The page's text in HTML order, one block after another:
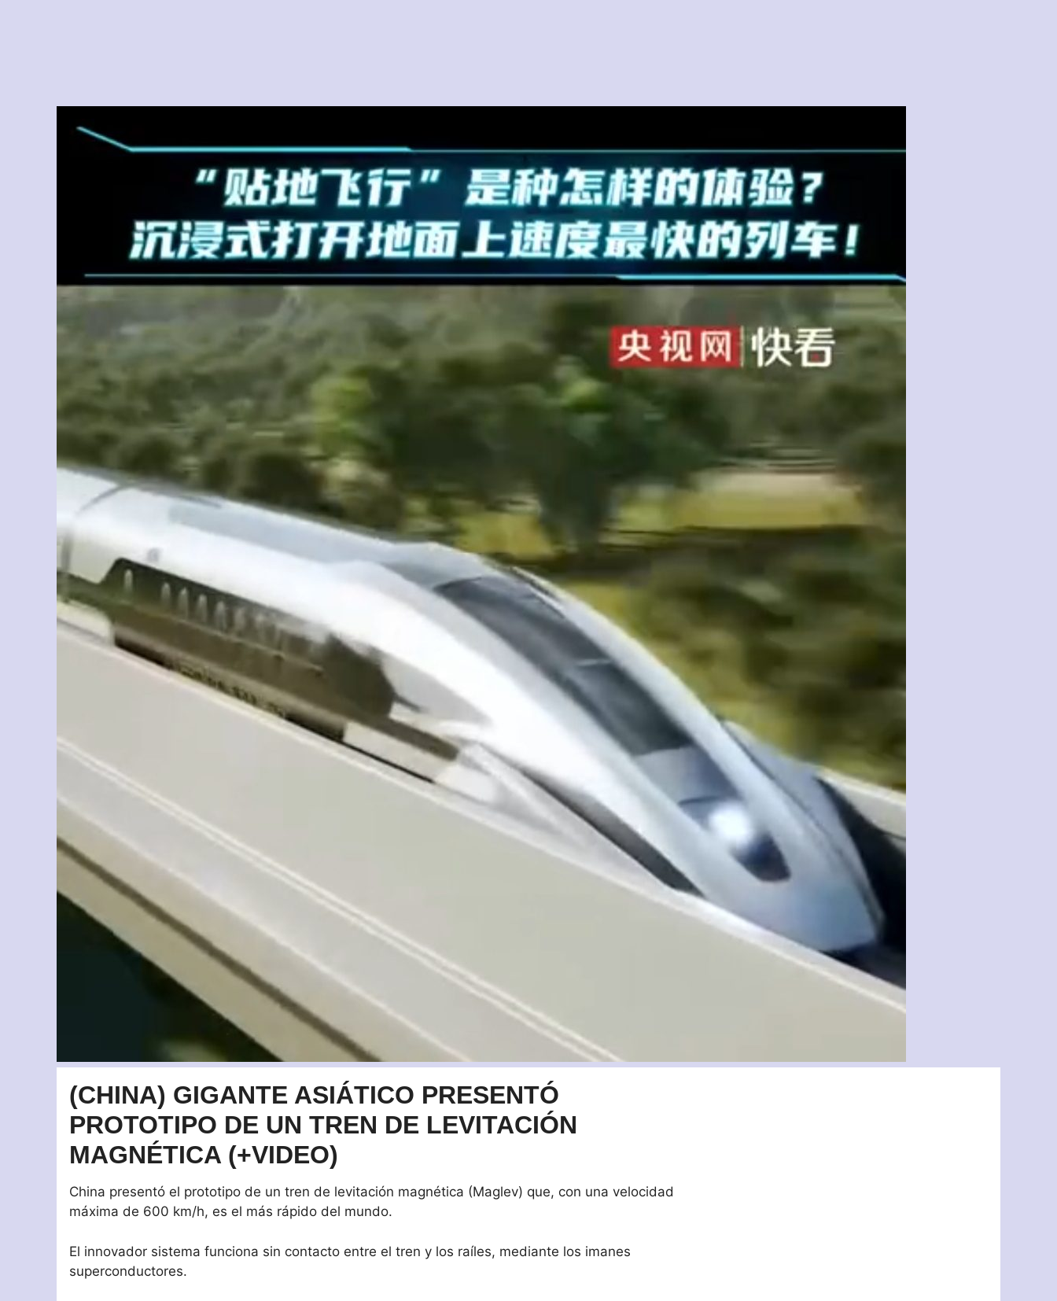
(CHINA) GIGANTE ASIÁTICO PRESENTÓ
PROTOTIPO DE UN TREN DE LEVITACIÓN
MAGNÉTICA (+VIDEO)
China presentó el prototipo de un tren de levitación magnética (Maglev) que, con una velocidad
máxima de 600 km/h, es el más rápido del mundo.
El innovador sistema funciona sin contacto entre el tren y los raíles, mediante los imanes
superconductores.